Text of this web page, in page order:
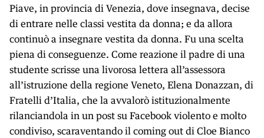
Piave, in provincia di Venezia, dove insegnava, decise
di entrare nelle classi vestita da donna; e da allora
continuò a insegnare vestita da donna. Fu una scelta
piena di conseguenze. Come reazione il padre di una
studente scrisse una livorosa lettera all’assessora
all’istruzione della regione Veneto, Elena Donazzan, di
Fratelli d’Italia, che la avvalorò istituzionalmente
rilanciandola in un post su Facebook violento e molto
condiviso, scaraventando il coming out di Cloe Bianco